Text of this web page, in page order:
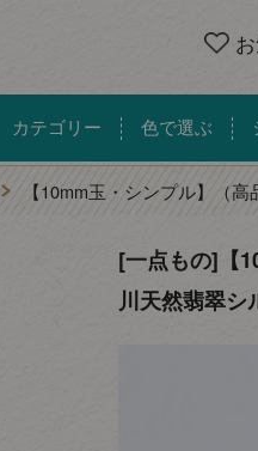
カテゴリー 色で選ぶ
【10mm玉・シンプル】（
[一点もの]【
川天然翡翠シ